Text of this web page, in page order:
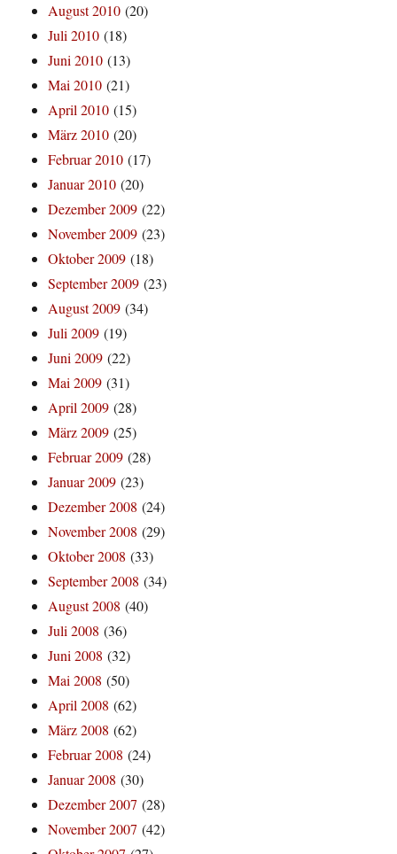
August 2010 (20)
Juli 2010 (18)
Juni 2010 (13)
Mai 2010 (21)
April 2010 (15)
März 2010 (20)
Februar 2010 (17)
Januar 2010 (20)
Dezember 2009 (22)
November 2009 (23)
Oktober 2009 (18)
September 2009 (23)
August 2009 (34)
Juli 2009 (19)
Juni 2009 (22)
Mai 2009 (31)
April 2009 (28)
März 2009 (25)
Februar 2009 (28)
Januar 2009 (23)
Dezember 2008 (24)
November 2008 (29)
Oktober 2008 (33)
September 2008 (34)
August 2008 (40)
Juli 2008 (36)
Juni 2008 (32)
Mai 2008 (50)
April 2008 (62)
März 2008 (62)
Februar 2008 (24)
Januar 2008 (30)
Dezember 2007 (28)
November 2007 (42)